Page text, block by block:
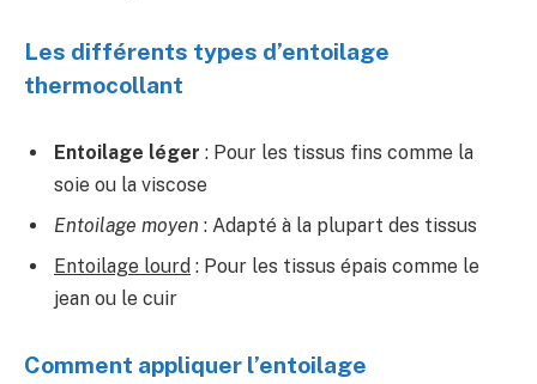
Les différents types d’entoilage
thermocollant
Entoilage léger : Pour les tissus fins comme la
soie ou la viscose
Entoilage moyen : Adapté à la plupart des tissus
Entoilage lourd : Pour les tissus épais comme le
jean ou le cuir
Comment appliquer l’entoilage